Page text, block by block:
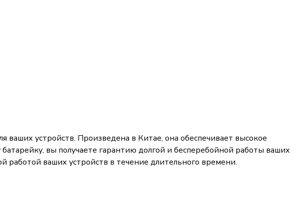
устройств. Произведена в Китае, она обеспечивает высокое
вы получаете гарантию долгой и бесперебойной работы ваших
работой ваших устройств в течение длительного времени.